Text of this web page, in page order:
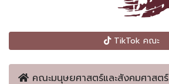
TikTok คณะ
คณะมนุษยศาสตร์และสังคมศาสตร์